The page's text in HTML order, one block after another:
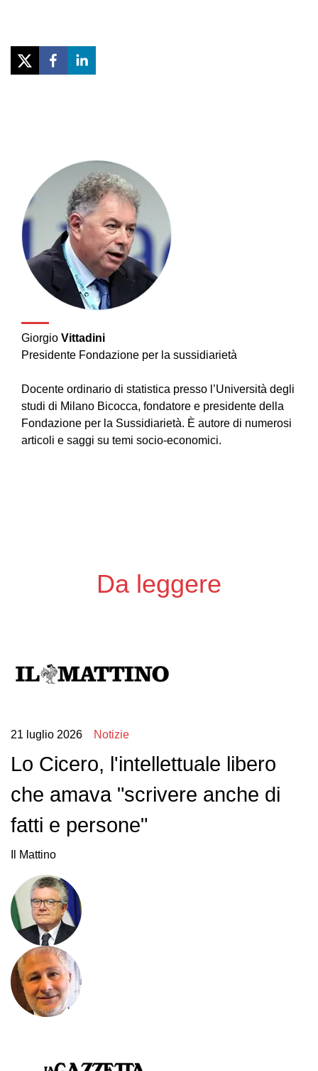
Giorgio Vittadini
Presidente Fondazione per la sussidiarietà
Docente ordinario di statistica presso l’Università degli
studi di Milano Bicocca, fondatore e presidente della
Fondazione per la Sussidiarietà. È autore di numerosi
articoli e saggi su temi socio-economici.
Da leggere
21 luglio 2026 Notizie
Lo Cicero, l'intellettuale libero
che amava "scrivere anche di
fatti e persone"
Il Mattino